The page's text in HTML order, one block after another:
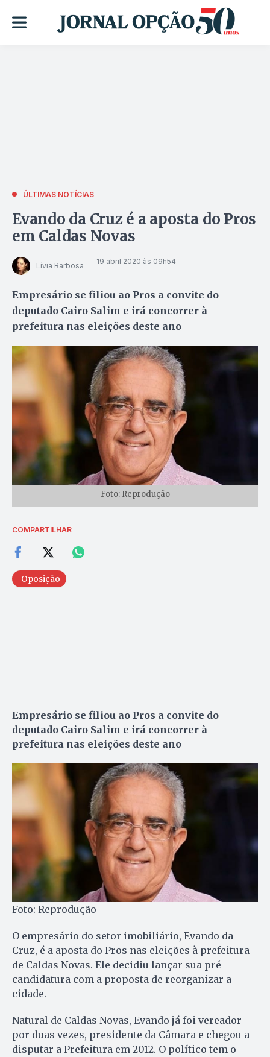
ÚLTIMAS NOTÍCIAS
Evando da Cruz é a aposta do Pros
em Caldas Novas
Lívia Barbosa 19 abril 2020 às 09h54
Empresário se filiou ao Pros a convite do
deputado Cairo Salim e irá concorrer à
prefeitura nas eleições deste ano
Foto: Reprodução
COMPARTILHAR
Oposição
Empresário se filiou ao Pros a convite do
deputado Cairo Salim e irá concorrer à
prefeitura nas eleições deste ano
Foto: Reprodução
O empresário do setor imobiliário, Evando da
Cruz, é a aposta do Pros nas eleições à prefeitura
de Caldas Novas. Ele decidiu lançar sua pré-
candidatura com a proposta de reorganizar a
cidade.
Natural de Caldas Novas, Evando já foi vereador
por duas vezes, presidente da Câmara e chegou a
disputar a Prefeitura em 2012. O político tem o